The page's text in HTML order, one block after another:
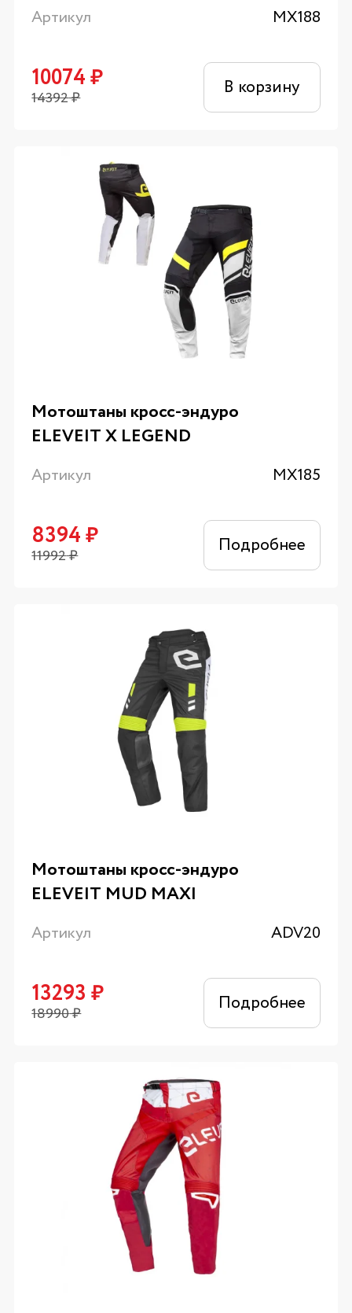
Артикул MX188
10074₽
14392₽ В корзину
Мотоштаны кросс-эндуро
ELEVEIT X LEGEND
Артикул MX185
8394₽
11992₽ Подробнее
Мотоштаны кросс-эндуро
ELEVEIT MUD MAXI
Артикул ADV20
13293 ₽
18990₽ Подробнее